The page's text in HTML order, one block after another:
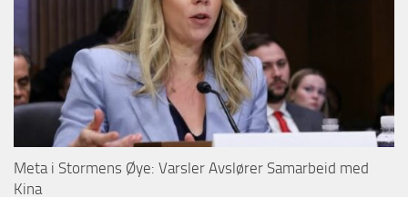
Meta i Stormens Øye: Varsler Avslører Samarbeid med
Kina